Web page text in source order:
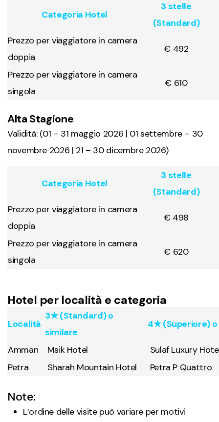
Categoria Hotel
3 stelle
(Standard)
Prezzo per viaggiatore in camera
doppia
€ 492
Prezzo per viaggiatore in camera
singola
€ 610
Alta Stagione
Validità: (01 – 31 maggio 2026 | 01 settembre – 30
novembre 2026 | 21 – 30 dicembre 2026)
Categoria Hotel
3 stelle
(Standard)
Prezzo per viaggiatore in camera
doppia
€ 498
Prezzo per viaggiatore in camera
singola
€ 620
Hotel per località e categoria
Località
3★ (Standard) o
similare
4★ (Superiore)
Amman Msik Hotel
Sulaf Luxury
Petra
Sharah Mountain Hotel Petra P Quattro
Note:
L’ordine delle visite può variare per motivi